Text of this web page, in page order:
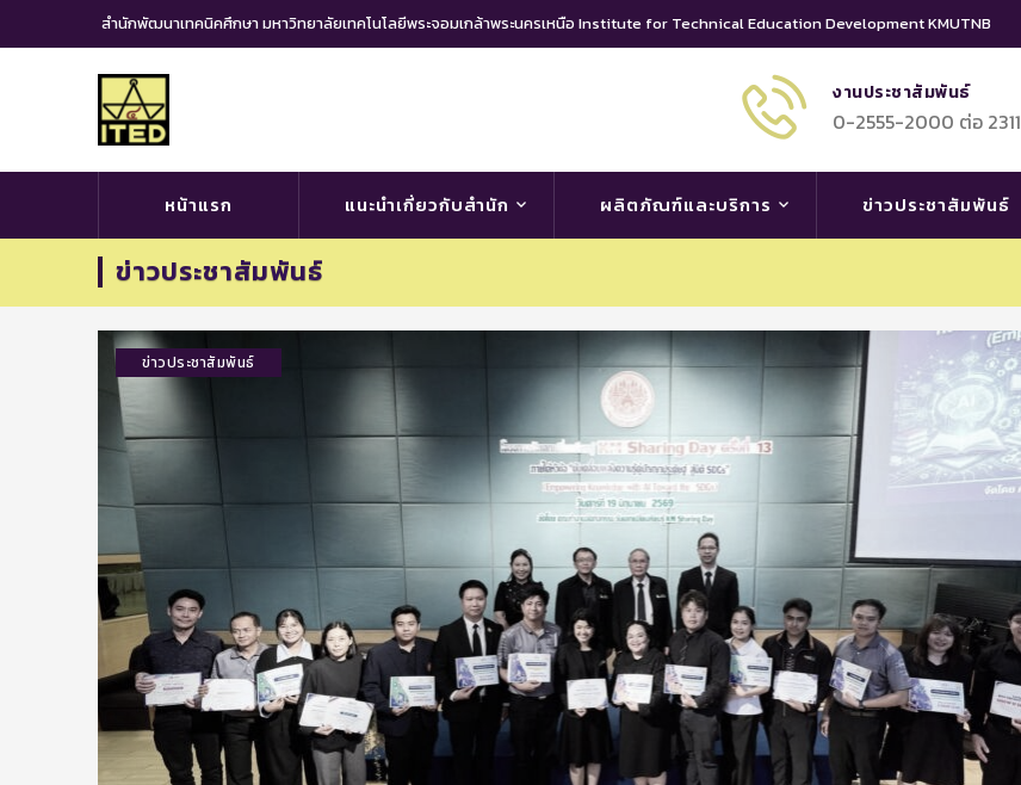
สำนักพัฒนาเทคนิคศึกษา มหาวิทยาลัยเทคโนโลยีพระจอมเกล้าพระนครเหนือ Institute for Technical Education Development KMUTNB
งานประชาสัมพันธ์
0-2555-2000 ต่อ 2311
หน้าแรก แนะนำเกี่ยวกับสำนัก ผลิตภัณฑ์และบริการ ข่าวประชาสัมพันธ์
ข่าวประชาสัมพันธ์
ข่าวประชาสัมพันธ์